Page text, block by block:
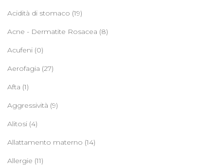
Acidità di stomaco (19)
Acne - Dermatite Rosacea (8)
Acufeni (0)
Aerofagia (27)
Afta (1)
Aggressività (9)
Alitosi (4)
Allattamento materno (14)
Allergie (11)